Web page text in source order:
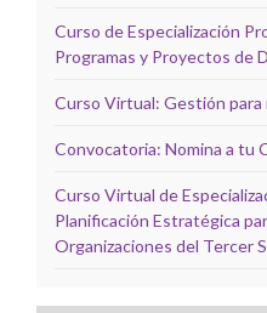
Curso de Especialización
Programas y Proyectos de
Curso Virtual: Gestión
Convocatoria: Nomina a tu
Curso Virtual de
Planificación Estratégica
Organizaciones del Tercer